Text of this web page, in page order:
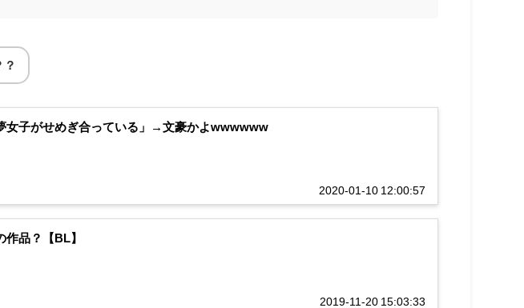
女子がせめぎ合っている」→文豪かよwwwwww
2020-01-10 12:00:57
品？【BL】
2019-11-20 15:03:33